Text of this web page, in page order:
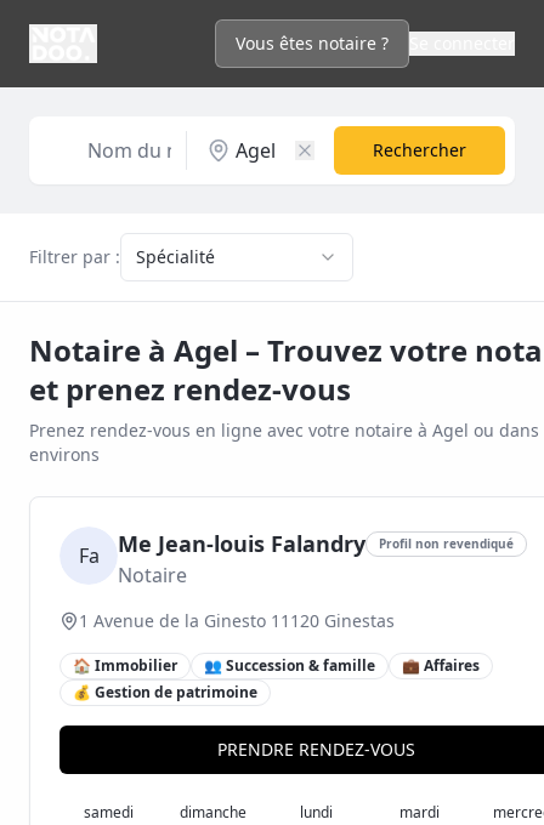
Vous êtes notaire ?
Rechercher
Filtrer par : Spécialité
Notaire à Agel – Trouvez votre
et prenez rendez-vous
Prenez rendez-vous en ligne avec votre notaire à Agel ou dans
environs
Fa Me Jean-louis Falandry Profil non revendiqué
Notaire
1 Avenue de la Ginesto 11120 Ginestas
🏠 Immobilier 👥 Succession & famille
💼 Affaires
💰 Gestion de patrimoine
PRENDRE RENDEZ-VOUS
samedi
dimanche
lundi
mardi